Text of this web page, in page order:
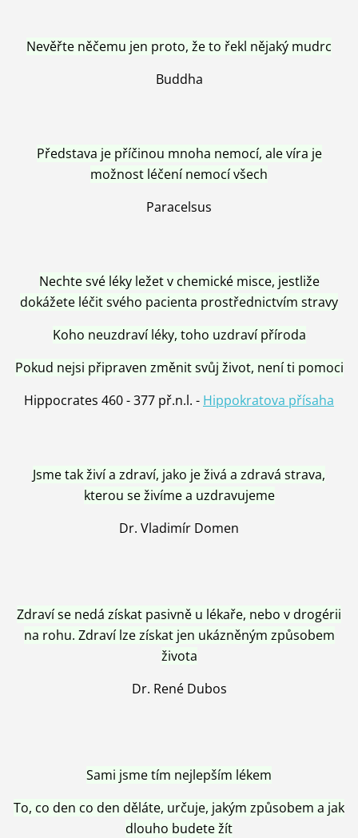
Nevěřte něčemu jen proto, že to řekl nějaký mudrc
Buddha
Představa je příčinou mnoha nemocí, ale víra je
možnost léčení nemocí všech
Paracelsus
Nechte své léky ležet v chemické misce, jestliže
dokážete léčit svého pacienta prostřednictvím stravy
Koho neuzdraví léky, toho uzdraví příroda
Pokud nejsi připraven změnit svůj život, není ti pomoci
Hippocrates 460 - 377 př.n.l. - Hippokratova přísaha
Jsme tak živí a zdraví, jako je živá a zdravá strava,
kterou se živíme a uzdravujeme
Dr. Vladimír Domen
Zdraví se nedá získat pasivně u lékaře, nebo v drogérii
na rohu. Zdraví lze získat jen ukázněným způsobem
života
Dr. René Dubos
Sami jsme tím nejlepším lékem
To, co den co den děláte, určuje, jakým způsobem a jak
dlouho budete žít